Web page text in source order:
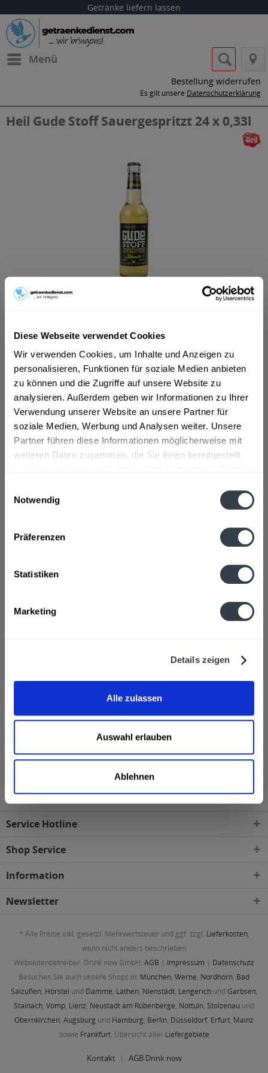
Diese Webseite verwendet Cookies
Wir verwenden Cookies, um Inhalte und Anzeigen zu
personalisieren, Funktionen für soziale Medien anbieten
zu können und die Zugriffe auf unsere Website zu
analysieren. Außerdem geben wir Informationen zu Ihrer
Verwendung unserer Website an unsere Partner für
soziale Medien, Werbung und Analysen weiter. Unsere
Partner führen diese Informationen möglicherweise mit
weiteren Daten zusammen, die Sie ihnen bereitgestellt
Notwendig
Präferenzen
Statistiken
Marketing
Details zeigen
Alle zulassen
Auswahl erlauben
Ablehnen
Getränke liefern lassen
Menü
Bestellung widerrufen
Es gilt unsere Datenschutzerklärung
Heil Gude Stoff Sauergespritzt 24 x 0,33l
ab 19,49 € *
Vorrätig
MEHRWEG
+3,42 € Pfand
In den Warenkorb
Artikel-Nr.:
26995
Verfügbar in:
mehr
Gespritzter Apfelwein aus 75% Apfelwein und 25%
Kelterei Heil OHG, An Den Obstwiesen, 35789 Weilmünster
mehr
Kunden haben sich ebenfalls angesehen
Heil Gude Stoff Sauergespritzt 24 x 0,33l wird in den
folgenden Regionen, Städten, Orten und Postleitzahl-
Service Hotline
Shop Service
Information
Newsletter
* Alle Preise inkl. gesetzl. Mehrwertsteuer und ggf. zzgl. Lieferkosten,
wenn nicht anders beschrieben
Webseitenbetreiber: Drink now GmbH: AGB | Impressum | Datenschutz
Besuchen Sie auch unsere Shops in: München, Werne, Nordhorn, Bad
Salzuflen, Hörstel und Damme, Lathen, Nienstädt, Lengerichund Garbsen,
Stainach, Vomp, Lienz, Neustadt am Rübenberge, Nottuln, Stolzenau und
Obernkirchen, Augsburg und Hamburg, Berlin, Düsseldorf, Erfurt, Mainz
sowie Frankfurt. Übersicht aller Liefergebiete
Kontakt AGB Drink now